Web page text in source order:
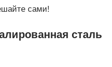
сами!
сталь